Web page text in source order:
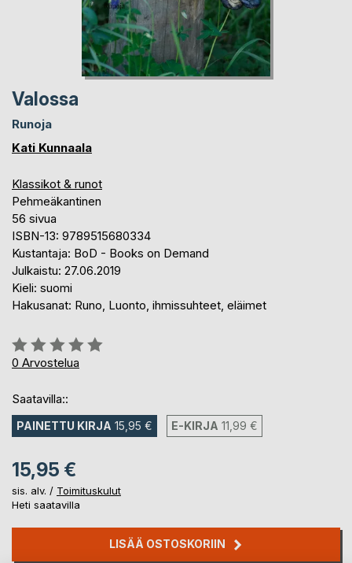
Valossa
Runoja
Kati Kunnaala
Klassikot & runot
Pehmeäkantinen
56 sivua
ISBN-13: 9789515680334
Kustantaja: BoD - Books on Demand
Julkaistu: 27.06.2019
Kieli: suomi
Hakusanat: Runo, Luonto, ihmissuhteet, eläimet
Arvostelu::
0%
0 Arvostelua
Saatavilla::
PAINETTU KIRJA 15,95 € E-KIRJA 11,99 €
15,95 €
sis. alv. / Toimituskulut
Heti saatavilla
LISÄÄ OSTOSKORIIN